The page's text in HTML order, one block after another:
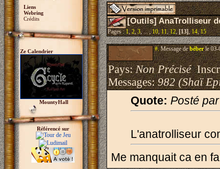
Liens
Webring
Crédits
Ze Calendrier
MountyHall
Référencé sur
[Outils] AnaTrolliseur
Pages :1,2,3, ... ,10,11,12,[13],14,15
#.Message debéberle 03-
Pays:Non Précisé
Messages:982 (Shaï
Quote: Posté
L'anatrolliseur
Me manquait ca en